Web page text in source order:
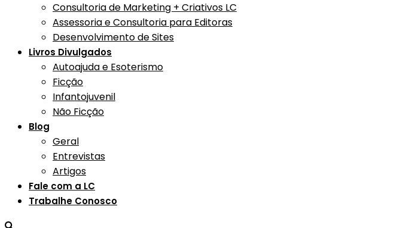
Consultoria de Marketing + Criativos LC
Assessoria e Consultoria para Editoras
Desenvolvimento de Sites
Livros Divulgados
Autoajuda e Esoterismo
Ficção
Infantojuvenil
Não Ficção
Blog
Geral
Entrevistas
Artigos
Fale com a LC
Trabalhe Conosco